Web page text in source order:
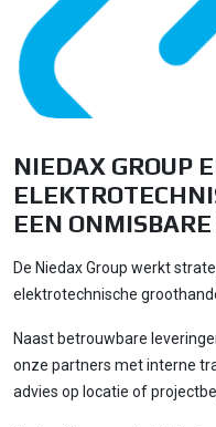
NIEDAX GROUP
EEN
De Niedax Group werkt
elektrotechnische
Naast betrouwbare
onze partners met interne
advies op locatie of